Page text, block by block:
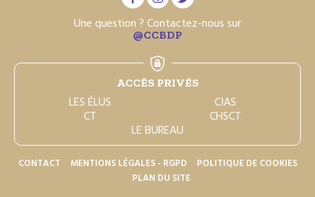
Une question ? Contactez-nous sur
@CCBDP
ACCÈS PRIVÉS
LES ÉLUS CIAS
CT CHSCT
LE BUREAU
CONTACT MENTIONS LÉGALES - RGPD
POLITIQUE DE COOKIES
PLAN DU SITE